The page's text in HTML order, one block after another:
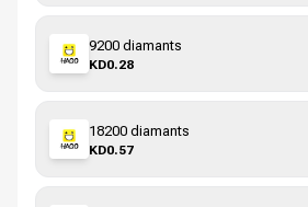
9200 diamants
KD0.28
18200 diamants
KD0.57